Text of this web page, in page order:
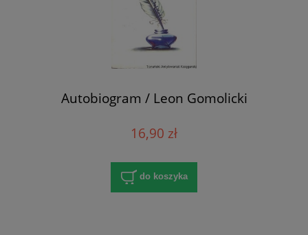
Autobiogram / Leon Gomolicki
16,90 zł
do koszyka